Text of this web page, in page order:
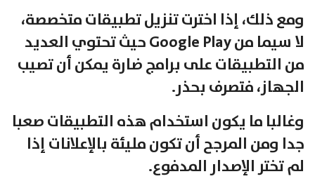
ومع ذلك، إذا اخترت تنزيل تطبيقات متخصصة،
لا سيما من Google Play حيث تحتوي العديد
من التطبيقات على برامج ضارة يمكن أن تصيب
الجهاز، فتصرف بحذر.
وغالبا ما يكون استخدام هذه التطبيقات صعبا
جدا ومن المرجح أن تكون مليئة بالإعلانات إذا
لم تختر الإصدار المدفوع.